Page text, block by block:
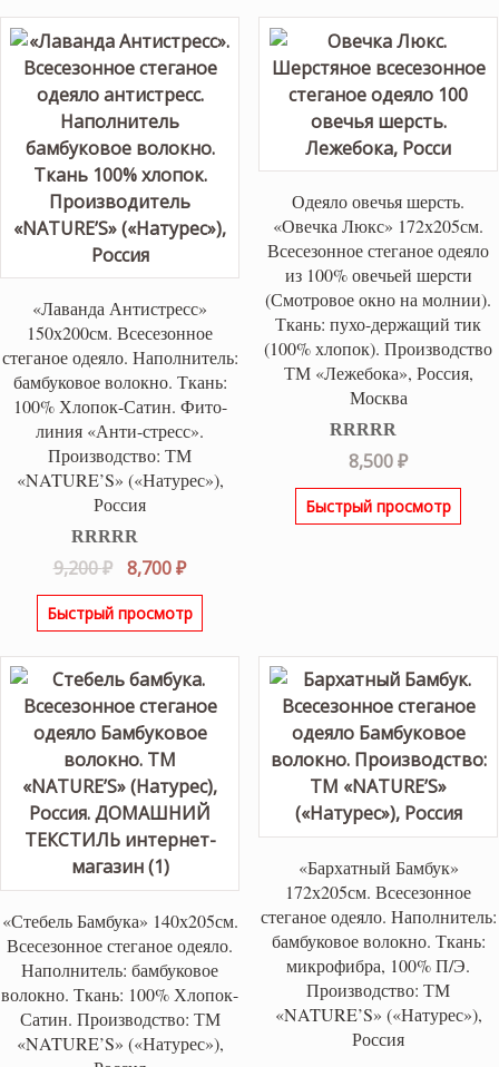
«Лаванда Антистресс»
150х200см. Всесезонное
стеганое одеяло. Наполнитель:
бамбуковое волокно. Ткань:
100% Хлопок-Сатин. Фито-
линия «Анти-стресс».
Производство: ТМ
«NATURE’S» («Натурес»),
Россия
Оценка5.00
из 5
9,200₽
Первоначальная
цена
составляла
8,700₽Текущая
цена:
8,700 ₽.
Быстрый просмотр
Одеяло овечья шерсть.
«Овечка Люкс» 172х205см.
Всесезонное стеганое одеяло
из 100% овечьей шерсти
(Смотровое окно на молнии).
Ткань: пухо-держащий тик
(100% хлопок). Производство
ТМ «Лежебока», Россия,
Москва
Оценка 5.00
из 5
8,500₽
Быстрый просмотр
«Стебель Бамбука» 140х205см.
Всесезонное стеганое одеяло.
Наполнитель: бамбуковое
волокно. Ткань: 100% Хлопок-
Сатин. Производство: ТМ
«NATURE’S» («Натурес»),
«Бархатный Бамбук»
172х205см. Всесезонное
стеганое одеяло. Наполнитель:
бамбуковое волокно. Ткань:
микрофибра, 100% П/Э.
Производство: ТМ
«NATURE’S» («Натурес»),
Россия